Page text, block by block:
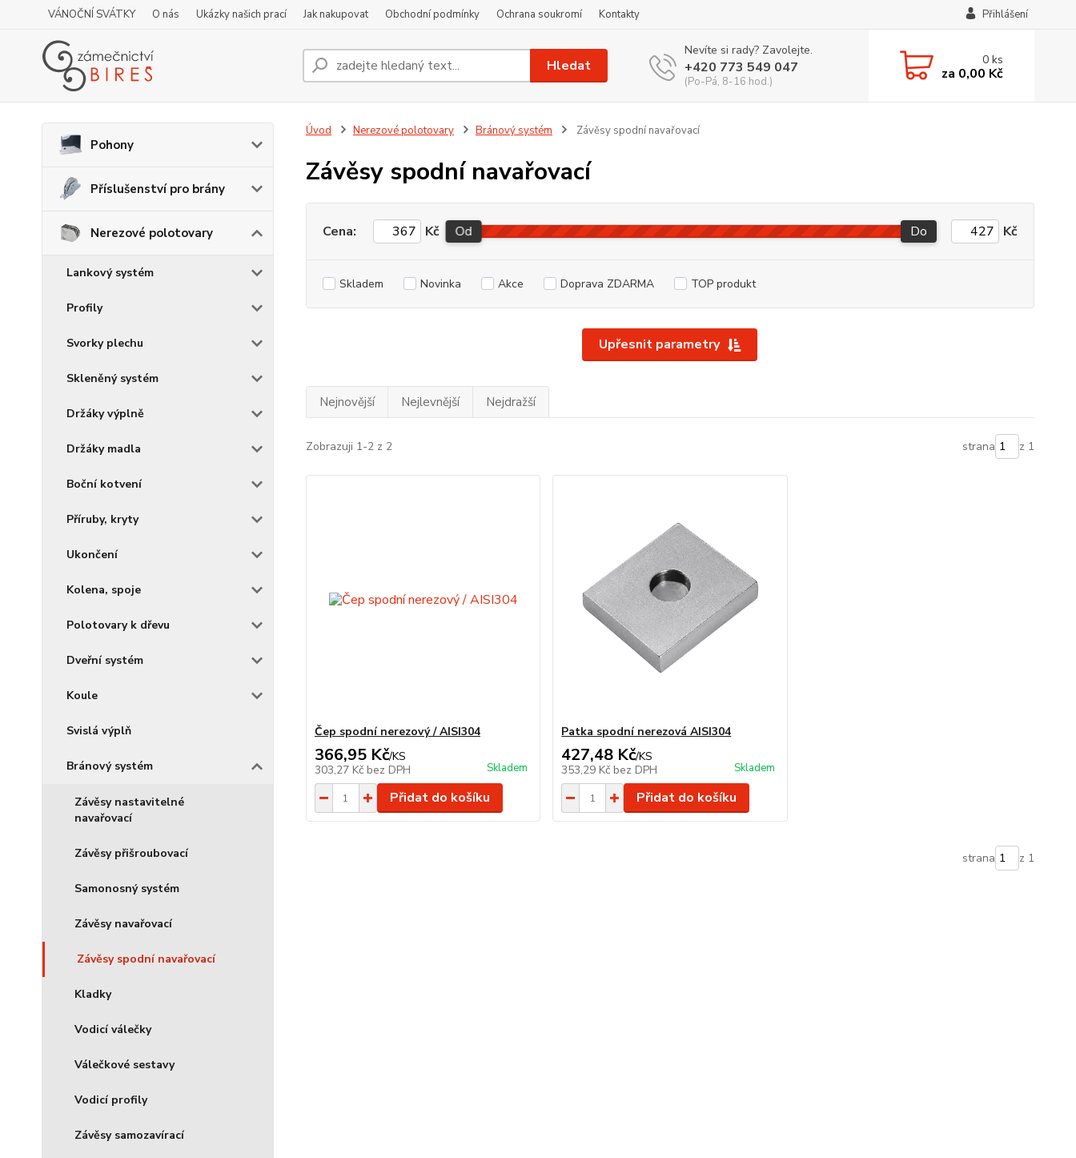
VÁNOČNÍ SVÁTKY O nás Ukázky našich prací Jak nakupovat Obchodní podmínky Ochrana soukromí Kontakty Přihlášení
Hledat
Nevíte si rady? Zavolejte.
+420 773 549 047
(Po-Pá, 8-16 hod.)
0ks
za 0,00 Kč
Pohony
Příslušenství pro brány
Nerezové polotovary
Lankový systém
Profily
Svorky plechu
Skleněný systém
Držáky výplně
Držáky madla
Boční kotvení
Příruby, kryty
Ukončení
Kolena, spoje
Polotovary k dřevu
Dveřní systém
Koule
Svislá výplň
Bránový systém
Závěsy nastavitelné
navařovací
Závěsy přišroubovací
Samonosný systém
Závěsy navařovací
Závěsy spodní navařovací
Kladky
Vodicí válečky
Válečkové sestavy
Vodicí profily
Závěsy samozavírací
Úvod Nerezové polotovary Bránový systém Závěsy spodní navařovací
Závěsy spodní navařovací
Upřesnit parametry
Cena: Kč Od Do Kč
Skladem Novinka Akce Doprava ZDARMA TOP produkt
Nejnovější Nejlevnější Nejdražší
Zobrazuji 1-2 z 2 strana z 1
Čep spodní nerezový / AISI304
366,95 Kč/KS
303,27 Kč bez DPH Skladem
Přidat do košíku
Patka spodní nerezová AISI304
427,48 Kč/KS
353,29 Kč bez DPH Skladem
Přidat do košíku
strana z 1